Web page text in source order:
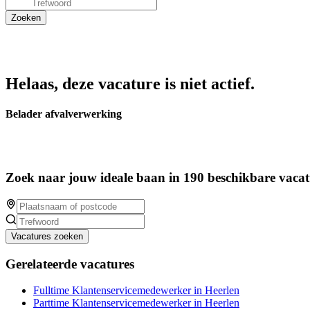
Helaas, deze vacature is niet actief.
Belader afvalverwerking
Zoek naar jouw ideale baan in 190 beschikbare
Vacatures zoeken
Gerelateerde vacatures
Fulltime Klantenservicemedewerker in Heerlen
Parttime Klantenservicemedewerker in Heerlen